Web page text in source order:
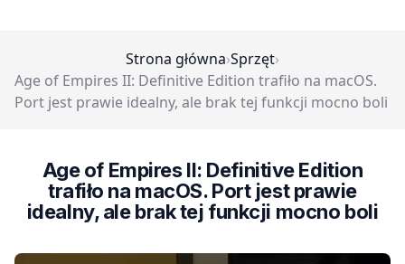
Strona główna›Sprzęt›
Age of Empires II: Definitive Edition trafiło na macOS.
Port jest prawie idealny, ale brak tej funkcji mocno boli
Age of Empires II: Definitive Edition
trafiło na macOS. Port jest prawie
idealny, ale brak tej funkcji mocno boli